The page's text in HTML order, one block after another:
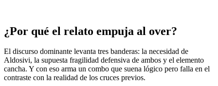
¿Por qué el relato empuja al over?
El discurso dominante levanta tres banderas: la necesidad de
Aldosivi, la supuesta fragilidad defensiva de ambos y el elemento
cancha. Y con eso arma un combo que suena lógico pero falla en el
contraste con la realidad de los cruces previos.